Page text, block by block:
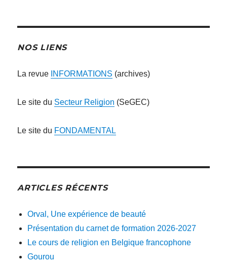
NOS LIENS
La revue INFORMATIONS (archives)
Le site du Secteur Religion (SeGEC)
Le site du FONDAMENTAL
ARTICLES RÉCENTS
Orval, Une expérience de beauté
Présentation du carnet de formation 2026-2027
Le cours de religion en Belgique francophone
Gourou